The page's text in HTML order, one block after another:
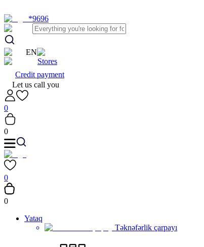
*9696
EN
Stores
Credit payment
Let us call you
0
0
0
0
Yataq
Təknəfərlik çarpayı